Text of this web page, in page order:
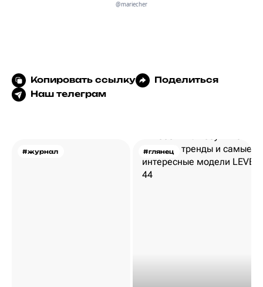
@mariecher
Копировать ссылку
Поделиться
Наш телеграм
#журнал #глянец